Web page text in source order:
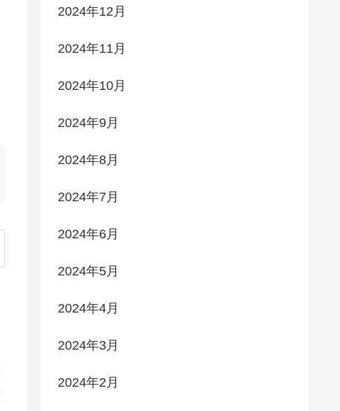
2024年12月
2024年11月
2024年10月
2024年9月
2024年8月
2024年7月
2024年6月
2024年5月
2024年4月
2024年3月
2024年2月